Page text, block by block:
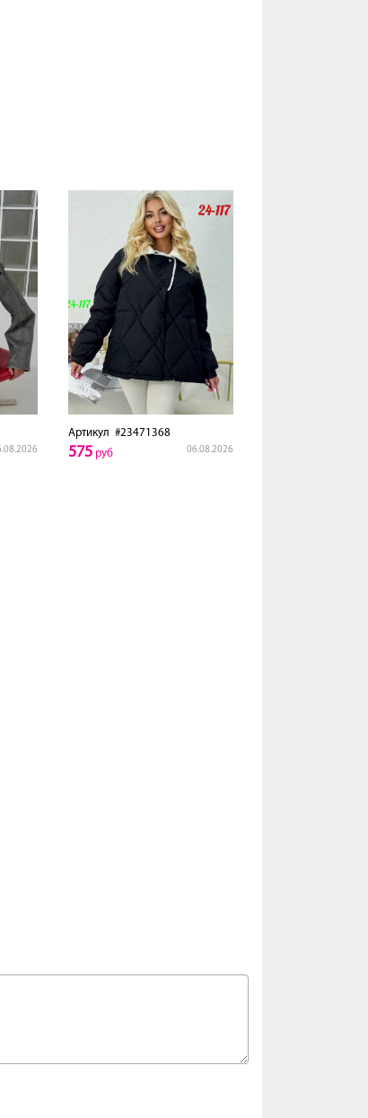
Артикул #23471368
06.08.2026
575 руб